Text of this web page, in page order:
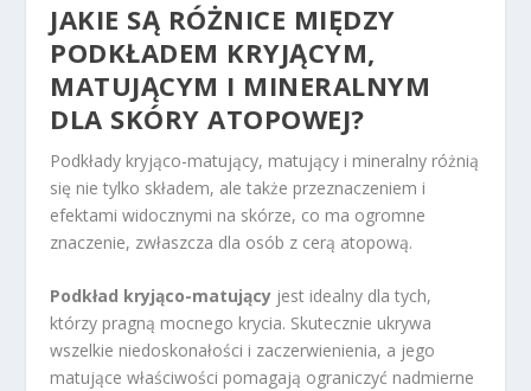
JAKIE SĄ RÓŻNICE MIĘDZY
PODKŁADEM KRYJĄCYM,
MATUJĄCYM I MINERALNYM
DLA SKÓRY ATOPOWEJ?
Podkłady kryjąco-matujący, matujący i mineralny różnią
się nie tylko składem, ale także przeznaczeniem i
efektami widocznymi na skórze, co ma ogromne
znaczenie, zwłaszcza dla osób z cerą atopową.
Podkład kryjąco-matujący jest idealny dla tych,
którzy pragną mocnego krycia. Skutecznie ukrywa
wszelkie niedoskonałości i zaczerwienienia, a jego
matujące właściwości pomagają ograniczyć nadmierne